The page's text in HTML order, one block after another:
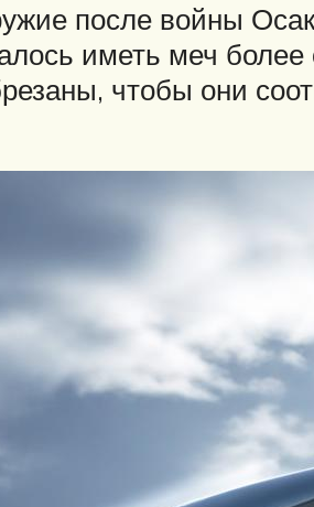
после войны
иметь меч
чтобы они